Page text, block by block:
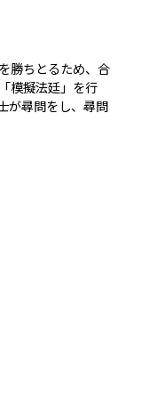
勝ちとるため、合
模擬法廷」を行
が尋問をし、尋問